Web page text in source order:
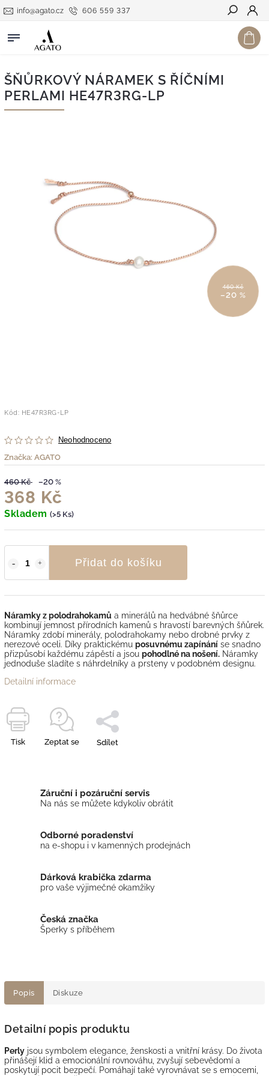
606 559 337
info@agato.cz
Hledat
ŠŇŮRKOVÝ NÁRAMEK S ŘÍČNÍMI
PERLAMI HE47R3RG-LP
460 Kč
–20 %
Kód: HE47R3RG-LP
Neohodnoceno
Značka: AGATO
460 Kč –20 %
368 Kč
Skladem (>5 Ks)
Přidat do košíku
Náramky z polodrahokamů a minerálů na hedvábné šňůrce
kombinují jemnost přírodních kamenů s hravostí barevných šňůrek.
Náramky zdobí minerály, polodrahokamy nebo drobné prvky z
nerezové oceli. Díky praktickému posuvnému zapínání se snadno
přizpůsobí každému zápěstí a jsou pohodlné na nošení. Náramky
jednoduše sladíte s náhrdelníky a prsteny v podobném designu.
Detailní informace
Tisk Zeptat se Sdílet
Záruční i pozáruční servis
Na nás se můžete kdykoliv obrátit
Odborné poradenství
na e-shopu i v kamenných prodejnách
Dárková krabička zdarma
pro vaše výjimečné okamžiky
Česká značka
Šperky s příběhem
Popis Diskuze
Detailní popis produktu
Perly jsou symbolem elegance, ženskosti a vnitřní krásy. Do života
přinášejí klid a emocionální rovnováhu, zvyšují sebevědomí a
poskytují pocit bezpečí. Pomáhají také vyrovnávat se s emocemi,